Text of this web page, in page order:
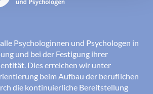
Psychologinnen und Psychologen in
und bei der Festigung ihrer
Dies erreichen wir unter
beim Aufbau der beruflichen
die kontinuierliche Bereitstellung